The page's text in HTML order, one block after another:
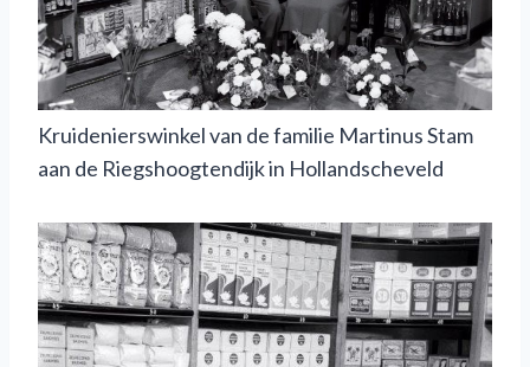
Kruidenierswinkel van de familie Martinus Stam
aan de Riegshoogtendijk in Hollandscheveld